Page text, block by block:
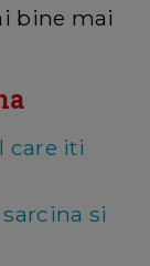
bine mai
care iti
si